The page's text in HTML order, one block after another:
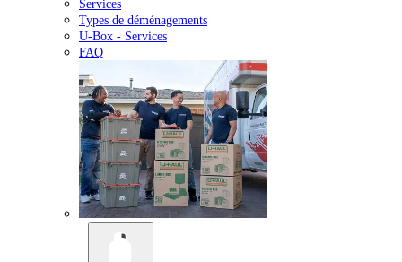
Services
Types de déménagements
U-Box - Services
FAQ